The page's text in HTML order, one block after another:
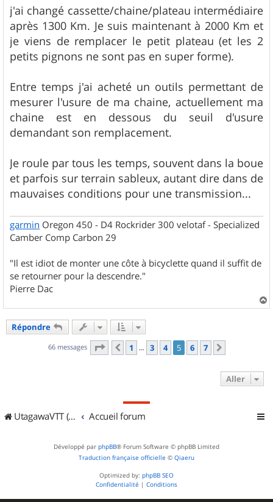
s
s
a
g
e
j'ai changé cassette/chaine/plateau intermédiaire
après 1300 Km. Je suis maintenant à 2000 Km et
je viens de remplacer le petit plateau (et les 2
petits pignons ne sont pas en super forme).
Entre temps j'ai acheté un outils permettant de
mesurer l'usure de ma chaine, actuellement ma
chaine est en dessous du seuil d'usure
demandant son remplacement.
Je roule par tous les temps, souvent dans la boue
et parfois sur terrain sableux, autant dire dans de
mauvaises conditions pour une transmission...
garmin Oregon 450 - D4 Rockrider 300 velotaf - Specialized
Camber Comp Carbon 29
"Il est idiot de monter une côte à bicyclette quand il suffit de
se retourner pour la descendre."
Pierre Dac
a
Répondre
66 messages Page 5sur 7
Précédent
1 … 3 4 5 6 7
Aller
UtagawaVTT (Randos VTT et VTTAE avec traces GPS) Accueil forum
Développé par phpBB® Forum Software © phpBB Limited
Traduction française officielle © Qiaeru
Optimized by: phpBB SEO
Confidentialité | Conditions